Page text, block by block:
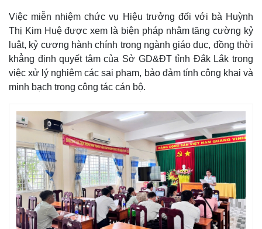
Việc miễn nhiệm chức vụ Hiệu trưởng đối với bà Huỳnh
Thị Kim Huệ được xem là biện pháp nhằm tăng cường kỷ
luật, kỷ cương hành chính trong ngành giáo dục, đồng thời
khẳng định quyết tâm của Sở GD&ĐT tỉnh Đắk Lắk trong
việc xử lý nghiêm các sai phạm, bảo đảm tính công khai và
minh bạch trong công tác cán bộ.